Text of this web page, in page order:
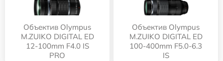
Объектив Olympus
M.ZUIKO DIGITAL ED
12‑100mm F4.0 IS
PRO
Объектив Olympus
M.ZUIKO DIGITAL ED
100-400mm F5.0-6.3
IS